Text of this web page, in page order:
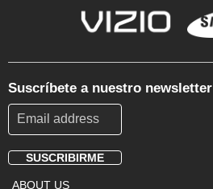
Suscríbete a nuestro newsletter
SUSCRIBIRME
ABOUT US